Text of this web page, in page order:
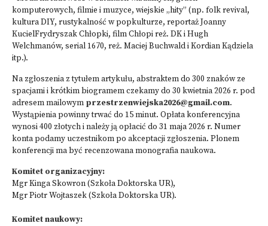
komputerowych, filmie i muzyce, wiejskie „hity” (np. folk revival,
kultura DIY, rustykalność w popkulturze, reportaż Joanny
KucielFrydryszak Chłopki, film Chłopi reż. DK i Hugh
Welchmanów, serial 1670, reż. Maciej Buchwald i Kordian Kądziela
itp.).
Na zgłoszenia z tytułem artykułu, abstraktem do 300 znaków ze
spacjami i krótkim biogramem czekamy do 30 kwietnia 2026 r. pod
adresem mailowym przestrzenwiejska2026@gmail.com.
Wystąpienia powinny trwać do 15 minut. Opłata konferencyjna
wynosi 400 złotych i należy ją opłacić do 31 maja 2026 r. Numer
konta podamy uczestnikom po akceptacji zgłoszenia. Plonem
konferencji ma być recenzowana monografia naukowa.
Komitet organizacyjny:
Mgr Kinga Skowron (Szkoła Doktorska UR),
Mgr Piotr Wojtaszek (Szkoła Doktorska UR).
Komitet naukowy: